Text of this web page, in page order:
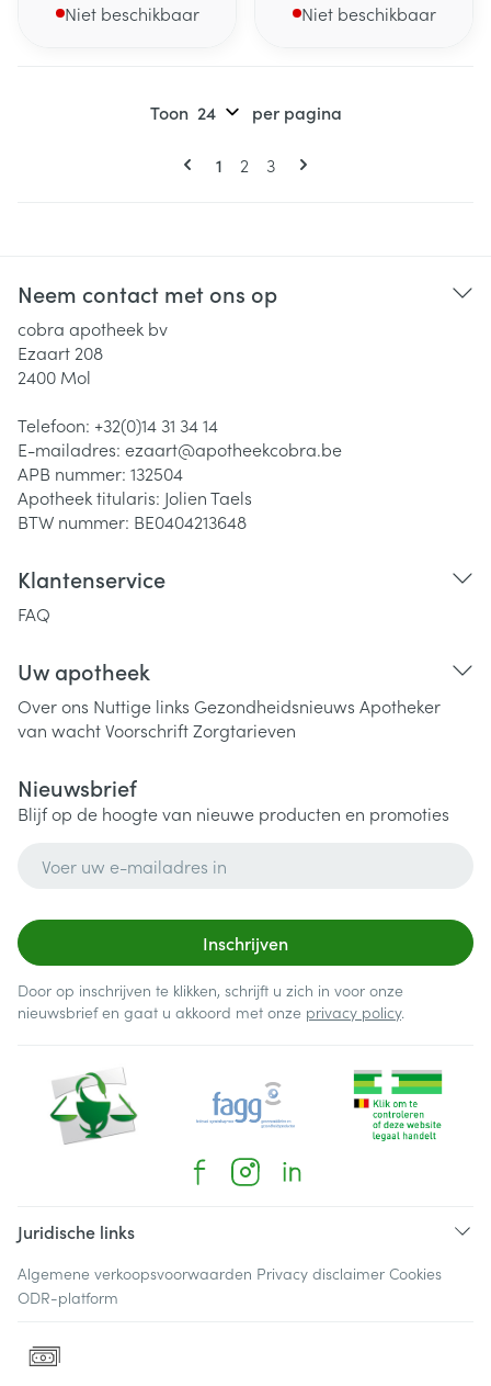
Niet beschikbaar Niet beschikbaar
Pagina's
U lees momenteel pagina
1 Pagina
2 Pagina
3
Toon per pagina
Neem contact met ons op
cobra apotheek bv
Ezaart 208
2400 Mol
Telefoon: +32(0)14 31 34 14
E-mailadres: ezaart@apotheekcobra.be
APB nummer: 132504
Apotheek titularis: Jolien Taels
BTW nummer: BE0404213648
Klantenservice
FAQ
Uw apotheek
Over ons Nuttige links Gezondheidsnieuws Apotheker
van wachtVoorschriftZorgtarieven
Nieuwsbrief
Blijf op de hoogte van nieuwe producten en promoties
Inschrijven
Door op inschrijven te klikken, schrijft u zich in voor onze
nieuwsbrief en gaat u akkoord met onze privacy policy.
Juridische links
Algemene verkoopsvoorwaarden Privacy disclaimer Cookies
ODR-platform